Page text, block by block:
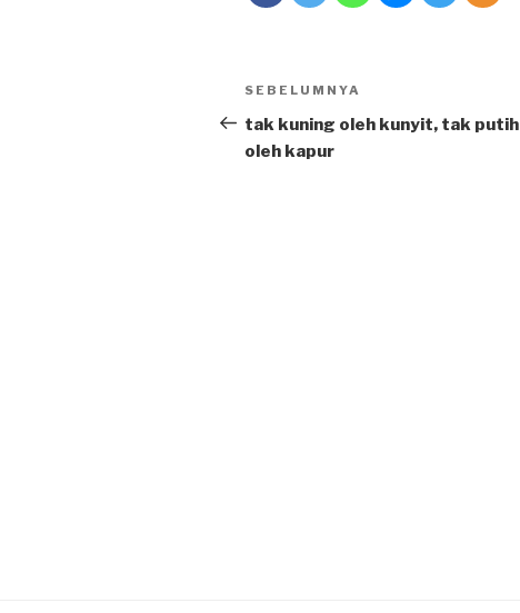
Post
navigation
Previous
Post
SEBELUMNYA
tak kuning oleh kunyit, tak putih
oleh kapur